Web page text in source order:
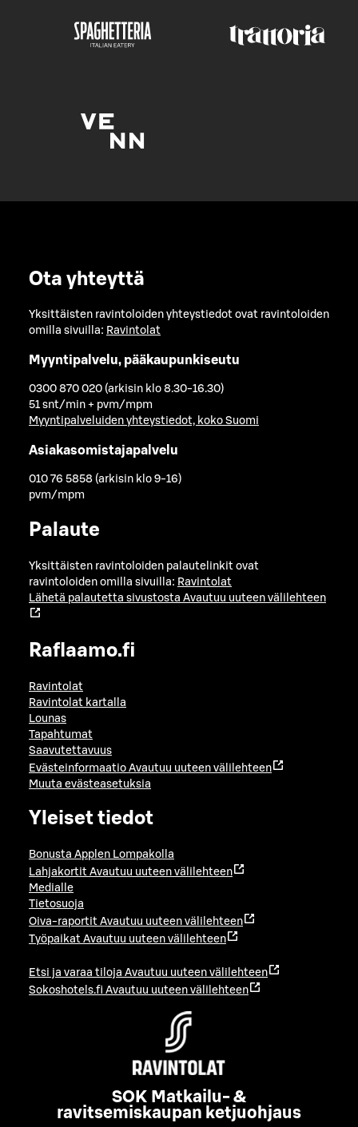
Ota yhteyttä
Yksittäisten ravintoloiden yhteystiedot ovat ravintoloiden
omilla sivuilla: Ravintolat
Myyntipalvelu, pääkaupunkiseutu
0300 870 020 (arkisin klo 8.30-16.30)
51 snt/min + pvm/mpm
Myyntipalveluiden yhteystiedot, koko Suomi
Asiakasomistajapalvelu
010 76 5858 (arkisin klo 9-16)
pvm/mpm
Palaute
Yksittäisten ravintoloiden palautelinkit ovat
ravintoloiden omilla sivuilla: Ravintolat
Lähetä palautetta sivustosta Avautuu uuteen välilehteen
Raflaamo.fi
Ravintolat
Ravintolat kartalla
Lounas
Tapahtumat
Saavutettavuus
Evästeinformaatio Avautuu uuteen välilehteen
Muuta evästeasetuksia
Yleiset tiedot
Bonusta Applen Lompakolla
Lahjakortit Avautuu uuteen välilehteen
Medialle
Tietosuoja
Oiva-raportit Avautuu uuteen välilehteen
Työpaikat Avautuu uuteen välilehteen
Etsi ja varaa tiloja Avautuu uuteen välilehteen
Sokoshotels.fi Avautuu uuteen välilehteen
SOK Matkailu- &
ravitsemiskaupan ketjuohjaus